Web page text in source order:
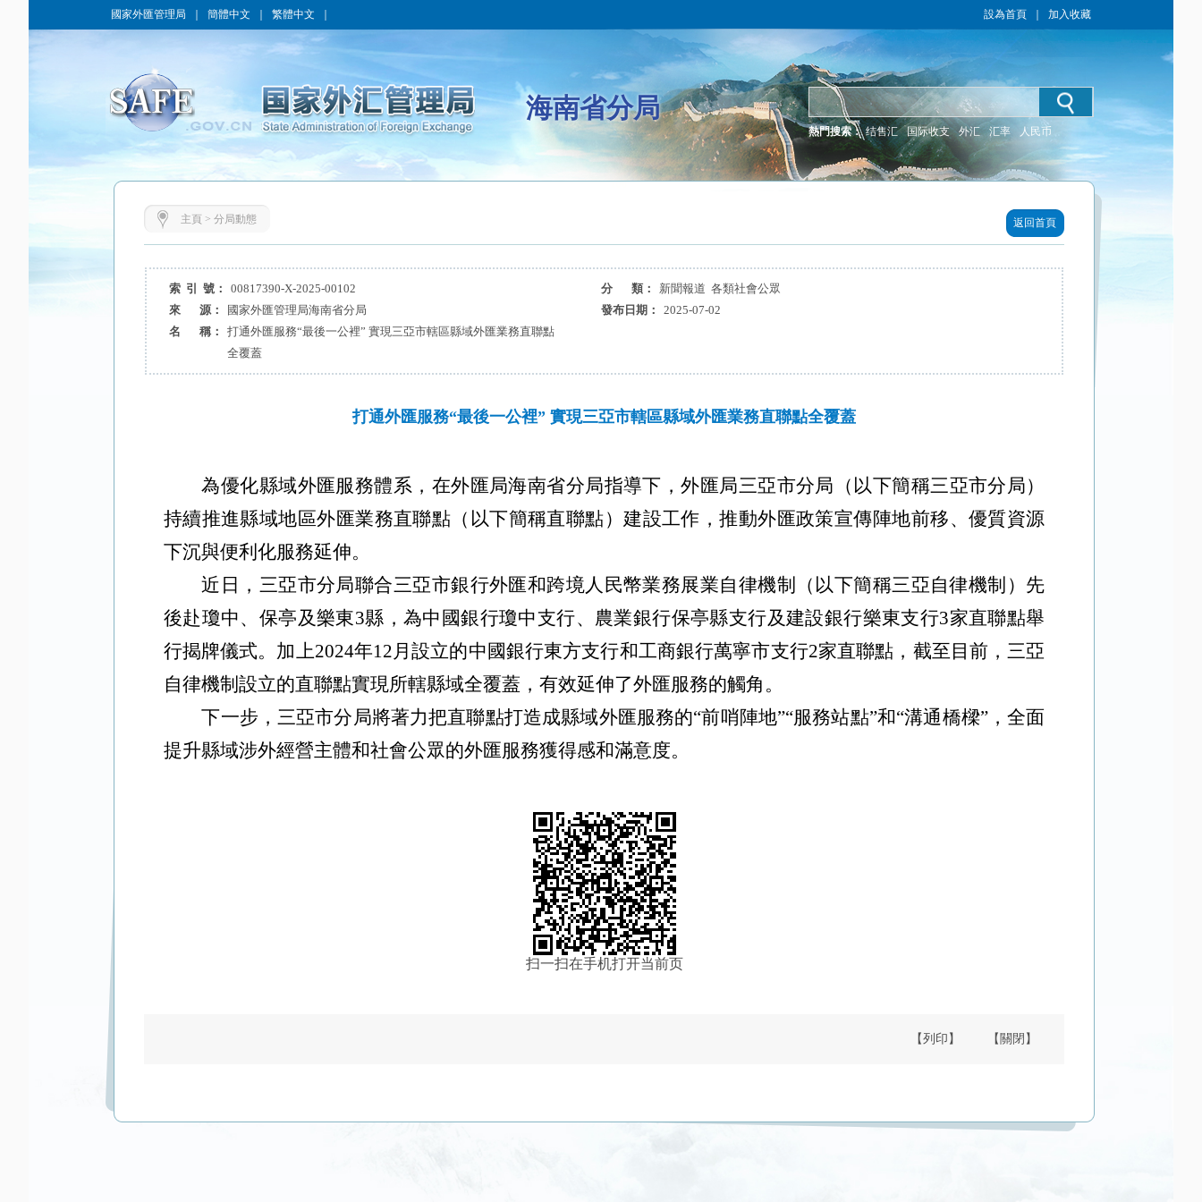
國家外匯管理局 簡體中文 繁體中文 設為首頁 加入收藏
海南省分局
熱門搜索： 结售汇 国际收支 外汇 汇率 人民币
主頁 > 分局動態 返回首頁
索 引 號： 00817390-X-2025-00102 分 類：
新聞報道 各類社會公眾
來 源：
國家外匯管理局海南省分局 發布日期：
2025-07-02
名 稱：
打通外匯服務“最後一公裡” 實現三亞市轄區縣域外匯業務直聯點
全覆蓋
打通外匯服務“最後一公裡” 實現三亞市轄區縣域外匯業務直聯點全覆蓋
為優化縣域外匯服務體系，在外匯局海南省分局指導下，外匯局三亞市分局 （ 以下簡稱三亞市分局）
持續推進縣域地區外匯業務直聯點（以下簡稱直聯點）建設工作，推動外匯政策宣傳陣地前移、優質資源
下沉與便利化服務延伸。
近日，三亞市分局聯合三亞市銀行外匯和跨境人民幣業務展業自律機制（以下簡稱三亞自律機制）先
後赴瓊中、保亭及樂東3縣，為中國銀行瓊中支行、農業銀行保亭縣支行及建設銀行樂東支行3家直聯點舉
行揭牌儀式。加上2024年12月設立的中國銀行東方支行和工商銀行萬寧市支行2家直聯點，截至目前，三亞
自律機制設立的直聯點實現所轄縣域全覆蓋，有效延伸了外匯服務的觸角。
下一步，三亞市分局將著力把直聯點打造成縣域外匯服務的“前哨陣地”“服務站點”和“溝通橋樑”，全面
提升縣域涉外經營主體和社會公眾的外匯服務獲得感和滿意度。
扫一扫在手机打开当前页
【列印】 【關閉】